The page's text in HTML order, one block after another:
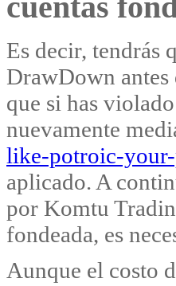
Es decir, tendrás
DrawDown
que si has
nuevamente
like-potroic-
aplicado. A
por Komtu
fondeada, es
Aunque el costo